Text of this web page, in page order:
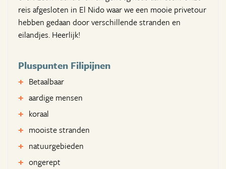
reis afgesloten in El Nido waar we een mooie privetour
hebben gedaan door verschillende stranden en
eilandjes. Heerlijk!
Pluspunten Filipijnen
Betaalbaar
aardige mensen
koraal
mooiste stranden
natuurgebieden
ongerept